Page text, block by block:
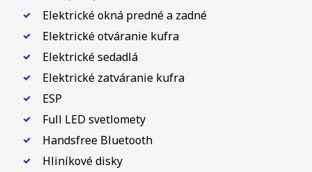
Elektrické okná predné a zadné
Elektrické otváranie kufra
Elektrické sedadlá
Elektrické zatváranie kufra
ESP
Full LED svetlomety
Handsfree Bluetooth
Hliníkové disky